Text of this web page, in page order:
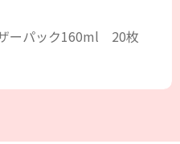
ーパック160ml 20枚